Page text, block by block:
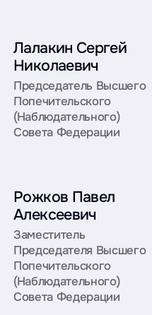
Лалакин Сергей
Николаевич
Председатель Высшего
Попечительского
(Наблюдательного)
Совета Федерации
Рожков Павел
Алексеевич
Заместитель
Председателя Высшего
Попечительского
(Наблюдательного)
Совета Федерации